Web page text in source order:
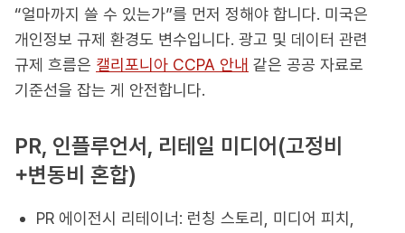
“얼마까지 쓸 수 있는가”를 먼저 정해야 합니다. 미국은
개인정보 규제 환경도 변수입니다. 광고 및 데이터 관련
규제 흐름은 캘리포니아 CCPA 안내 같은 공공 자료로
기준선을 잡는 게 안전합니다.
PR, 인플루언서, 리테일 미디어(고정비
+변동비 혼합)
PR 에이전시 리테이너: 런칭 스토리, 미디어 피치,